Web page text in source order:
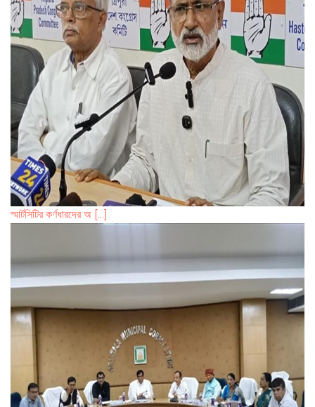
স্মার্টসিটির কর্ণধারদের অ [...]